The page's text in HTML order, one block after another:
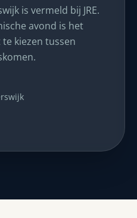
is vermeld bij JRE.
avond is het
kiezen tussen